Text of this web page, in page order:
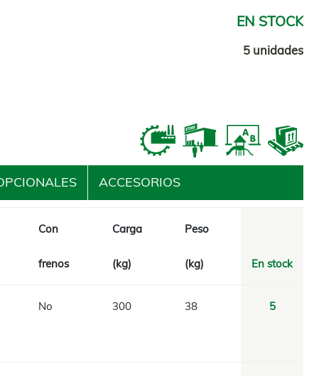
EN STOCK
5 unidades
ACCESORIOS
Con
frenos
Carga
(kg)
Peso
(kg) En stock
No 300 38 5